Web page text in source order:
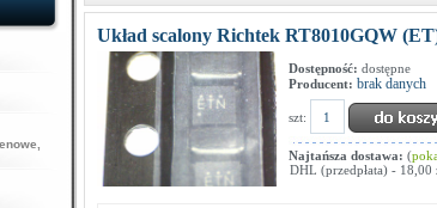
Układ scalony Richtek RT8010GQW
Dostępność: dostępne
Producent: brak danych
szt:
Najtańsza dostawa: (
DHL (przedpłata) - 18,00